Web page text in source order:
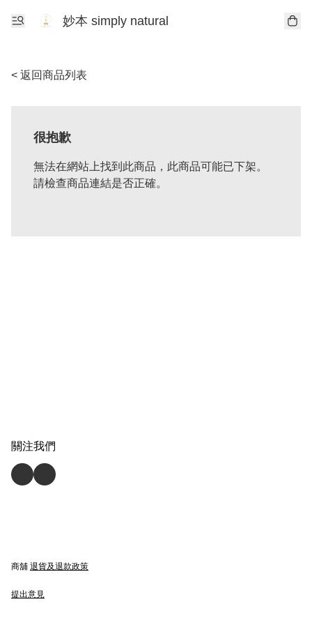
妙本 simply natural
< 返回商品列表
很抱歉
無法在網站上找到此商品，此商品可能已下架。
請檢查商品連結是否正確。
關注我們
商舖 退貨及退款政策
提出意見